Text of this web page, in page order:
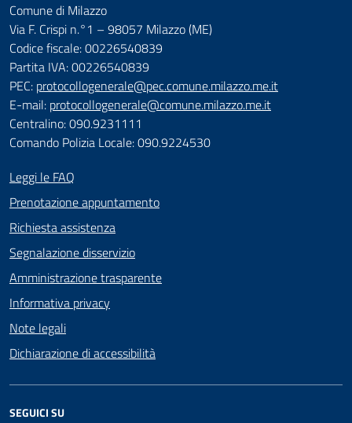
Comune di Milazzo
Via F. Crispi n.°1 – 98057 Milazzo (ME)
Codice fiscale: 00226540839
Partita IVA: 00226540839
PEC: protocollogenerale@pec.comune.milazzo.me.it
E-mail: protocollogenerale@comune.milazzo.me.it
Centralino: 090.9231111
Comando Polizia Locale: 090.9224530
Leggi le FAQ
Prenotazione appuntamento
Richiesta assistenza
Segnalazione disservizio
Amministrazione trasparente
Informativa privacy
Note legali
Dichiarazione di accessibilità
SEGUICI SU